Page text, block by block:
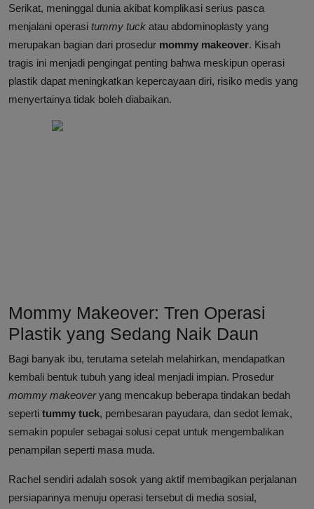
Serikat, meninggal dunia akibat komplikasi serius pasca
menjalani operasi tummy tuck atau abdominoplasty yang
merupakan bagian dari prosedur mommy makeover. Kisah
tragis ini menjadi pengingat penting bahwa meskipun operasi
plastik dapat meningkatkan kepercayaan diri, risiko medis yang
menyertainya tidak boleh diabaikan.
Mommy Makeover: Tren Operasi
Plastik yang Sedang Naik Daun
Bagi banyak ibu, terutama setelah melahirkan, mendapatkan
kembali bentuk tubuh yang ideal menjadi impian. Prosedur
mommy makeoveryang mencakup beberapa tindakan bedah
seperti tummy tuck, pembesaran payudara, dan sedot lemak,
semakin populer sebagai solusi cepat untuk mengembalikan
penampilan seperti masa muda.
Rachel sendiri adalah sosok yang aktif membagikan perjalanan
persiapannya menuju operasi tersebut di media sosial,